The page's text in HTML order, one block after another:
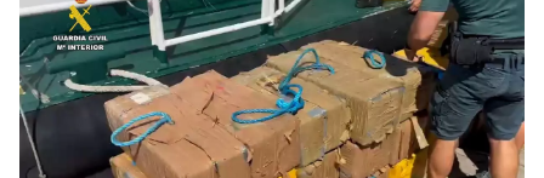
SUSTITUTO DEL OURENSANO